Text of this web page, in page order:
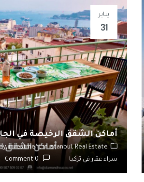
يناير
31
أماكن الشقق الرخيصة في
investment in istanbul,Real Estate,
شراء عقار في تركيا